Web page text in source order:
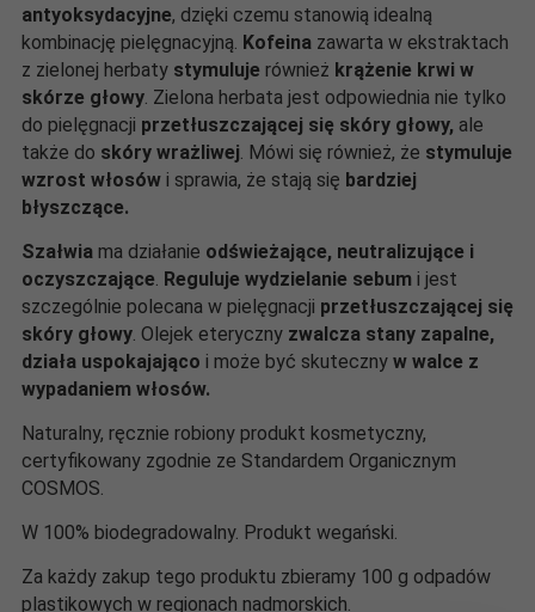
antyoksydacyjne, dzięki czemu stanowią idealną
kombinację pielęgnacyjną. Kofeina zawarta w ekstraktach
z zielonej herbaty stymuluje również krążenie krwi w
skórze głowy. Zielona herbata jest odpowiednia nie tylko
do pielęgnacji przetłuszczającej się skóry głowy, ale
także do skóry wrażliwej. Mówi się również, że stymuluje
wzrost włosów i sprawia, że ​​stają się bardziej
błyszczące.
Szałwia ma działanie odświeżające, neutralizujące i
oczyszczające. Reguluje wydzielanie sebum i jest
szczególnie polecana w pielęgnacji przetłuszczającej się
skóry głowy. Olejek eteryczny zwalcza stany zapalne,
działa uspokajająco i może być skuteczny w walce z
wypadaniem włosów.
Naturalny, ręcznie robiony produkt kosmetyczny,
certyfikowany zgodnie ze Standardem Organicznym
COSMOS.
W 100% biodegradowalny. Produkt wegański.
Za każdy zakup tego produktu zbieramy 100 g odpadów
plastikowych w regionach nadmorskich.